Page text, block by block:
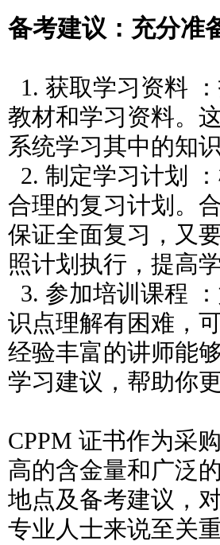
备考建议：充分准
1. 获取学习资料
教材和学习资料。
系统学习其中的知
2. 制定学习计划
合理的复习计划。
保证全面复习，又
照计划执行，提高
3. 参加培训课程
识点理解有困难，
经验丰富的讲师能
学习建议，帮助你
CPPM 证书作为采
高的含金量和广泛
地点及备考建议，
专业人士来说至关